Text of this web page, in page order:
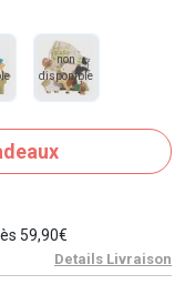
non
disponible
59,90€
Details Livraison